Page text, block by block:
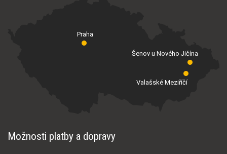
Praha
Valašské Meziříčí
Šenov u Nového Jičína
Možnosti platby a dopravy